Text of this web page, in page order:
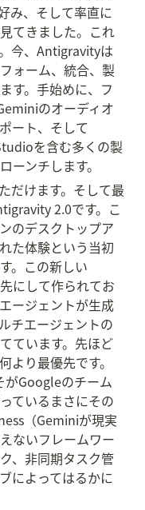
み、そして率直に
てきました。これ
今、Antigravityは
ォーム、統合、製
す。手始めに、フ
のオーディオ
ート、そして
を含む多くの製
ーンチします。
だけます。そして最
2.0です。こ
のデスクトップア
た体験という当初
。この新しい
にして作られてお
ージェントが生成
チエージェントの
ています。先ほど
より最優先です。
Googleのチーム
ているまさにその
（Geminiが現実
ないフレームワー
、非同期タスク管
によってはるかに